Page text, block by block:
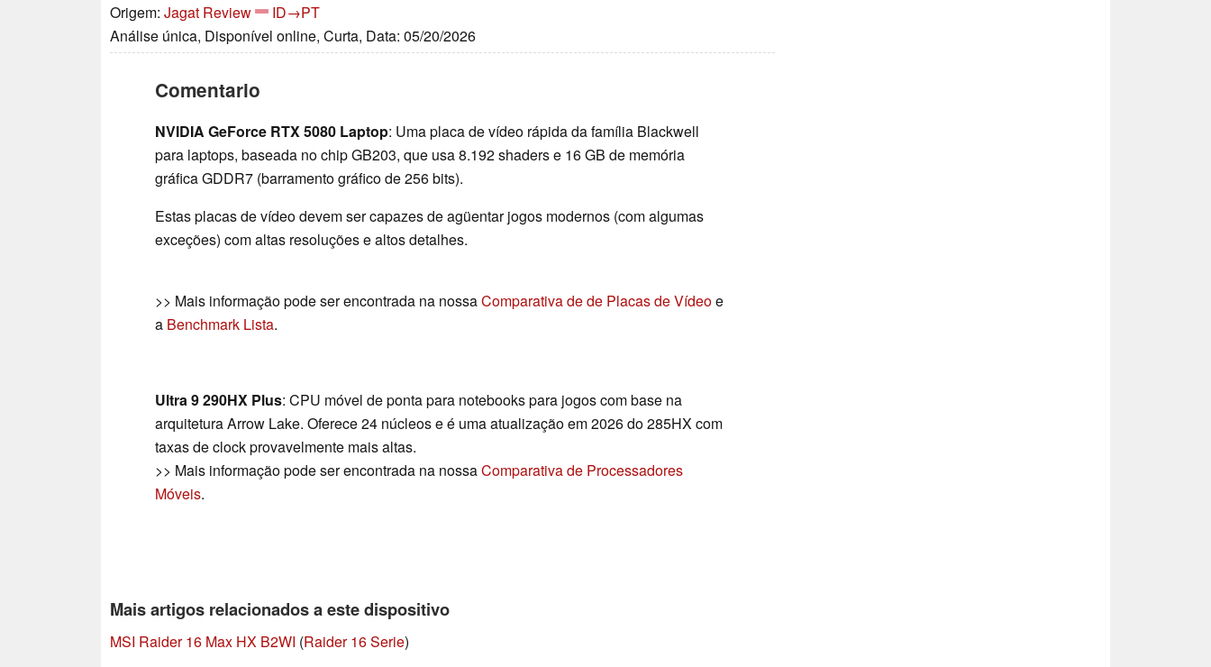
Origem: Jagat Review
ID→PT
Análise única, Disponível online, Curta, Data: 05/20/2026
Comentario
NVIDIA GeForce RTX 5080 Laptop: Uma placa de vídeo rápida da família Blackwell
para laptops, baseada no chip GB203, que usa 8.192 shaders e 16 GB de memória
gráfica GDDR7 (barramento gráfico de 256 bits).
Estas placas de vídeo devem ser capazes de agüentar jogos modernos (com algumas
exceções) com altas resoluções e altos detalhes.
>> Mais informação pode ser encontrada na nossaComparativa de de Placas de Vídeoe
a Benchmark Lista.
Ultra 9 290HX Plus: CPU móvel de ponta para notebooks para jogos com base na
arquitetura Arrow Lake. Oferece 24 núcleos e é uma atualização em 2026 do 285HX com
taxas de clock provavelmente mais altas.
>> Mais informação pode ser encontrada na nossaComparativa de Processadores
Móveis.
Mais artigos relacionados a este dispositivo
MSI Raider 16 Max HX B2WI (Raider 16 Serie)